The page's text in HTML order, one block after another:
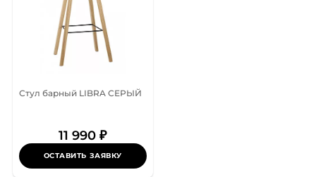
Стул барный LIBRA СЕРЫЙ
11 990 ₽
ОСТАВИТЬ ЗАЯВКУ